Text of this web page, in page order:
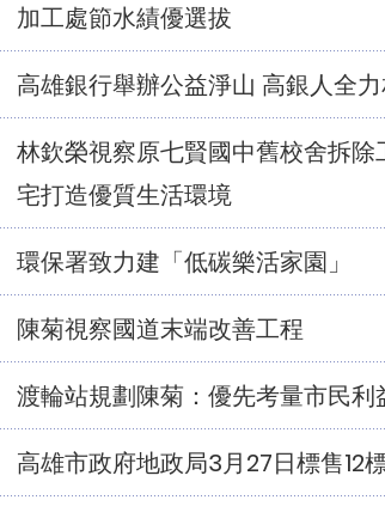
加工處節水績優選拔
高雄銀行舉辦公益淨山 高銀人全
林欽榮視察原七賢國中舊校舍拆
宅打造優質生活環境
環保署致力建「低碳樂活家園」
陳菊視察國道末端改善工程
渡輪站規劃陳菊：優先考量市民利
高雄市政府地政局3月27日標售12